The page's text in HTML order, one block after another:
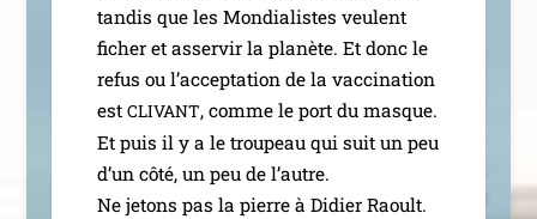
tan­dis que les Mondialistes veulent
ficher et asser­vir la pla­nète. Et donc le
refus ou l’ac­cep­ta­tion de la vac­ci­na­tion
est CLIVANT, comme le port du masque.
Et puis il y a le trou­peau qui suit un peu
d’un côté, un peu de l’autre.
Ne jetons pas la pierre à Didier Raoult.